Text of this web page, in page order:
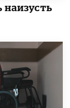
наизусть